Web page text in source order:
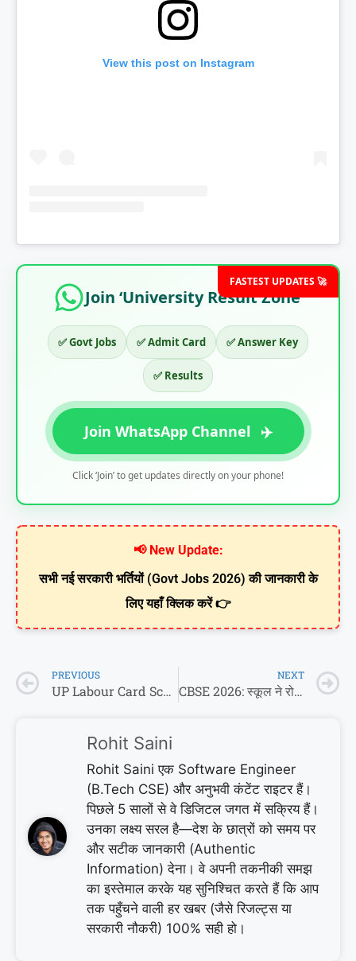
View this post on Instagram
FASTEST UPDATES 🚀
Join ‘University Result Zone’
✅ Govt Jobs ✅ Admit Card ✅ Answer Key
✅ Results
Join WhatsApp Channel ✈️
Click ‘Join’ to get updates directly on your phone!
📢 New Update:
सभी नई सरकारी भर्तियों (Govt Jobs 2026) की जानकारी के
लिए यहाँ क्लिक करें 👉
PREVIOUS
UP Labour Card Scholarship 2026: मजदूरों के बच्चों को मिलेंगे ₹25,000 तक!
NEXT
CBSE 2026: स्कूल ने रोका Admit Card? 😡 एग्जाम से 2 दिन पहले हड़कंप! पैरेंट्स को किया जा रहा ‘ब्लैकमेल’
Rohit Saini
Rohit Saini एक Software Engineer
(B.Tech CSE) और अनुभवी कंटेंट राइटर हैं।
पिछले 5 सालों से वे डिजिटल जगत में सक्रिय हैं।
उनका लक्ष्य सरल है—देश के छात्रों को समय पर
और सटीक जानकारी (Authentic
Information) देना। वे अपनी तकनीकी समझ
का इस्तेमाल करके यह सुनिश्चित करते हैं कि आप
तक पहुँचने वाली हर खबर (जैसे रिजल्ट्स या
सरकारी नौकरी) 100% सही हो।